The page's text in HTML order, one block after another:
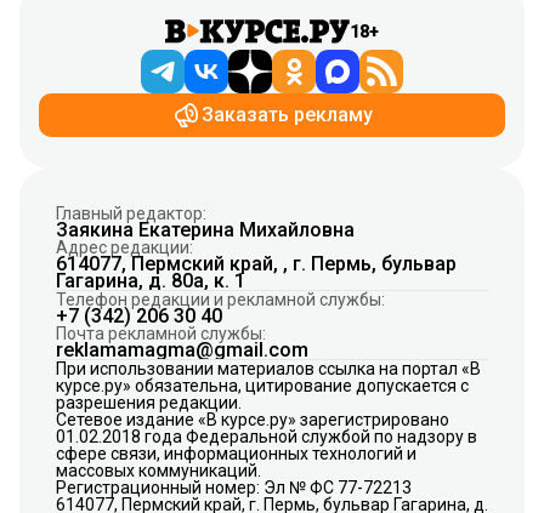
18+
Заказать рекламу
Главный редактор:
Заякина Екатерина Михайловна
Адрес редакции:
614077, Пермский край, , г. Пермь, бульвар
Гагарина, д. 80а, к. 1
Телефон редакции и рекламной службы:
+7 (342) 206 30 40
Почта рекламной службы:
reklamamagma@gmail.com
При использовании материалов ссылка на портал «В
курсе.ру» обязательна, цитирование допускается с
разрешения редакции.
Сетевое издание «В курсе.ру» зарегистрировано
01.02.2018 года Федеральной службой по надзору в
сфере связи, информационных технологий и
массовых коммуникаций.
Регистрационный номер: Эл № ФС 77-72213
614077, Пермский край, г. Пермь, бульвар Гагарина, д.